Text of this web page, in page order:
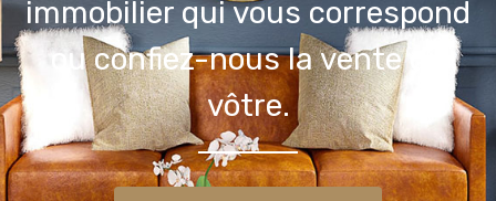
immobilier qui vous correspond
ou confiez-nous la vente du
vôtre.